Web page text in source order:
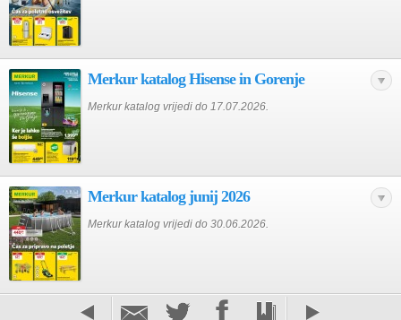
Merkur katalog Hisense in Gorenje
Merkur katalog vrijedi do 17.07.2026.
Merkur katalog junij 2026
Merkur katalog vrijedi do 30.06.2026.